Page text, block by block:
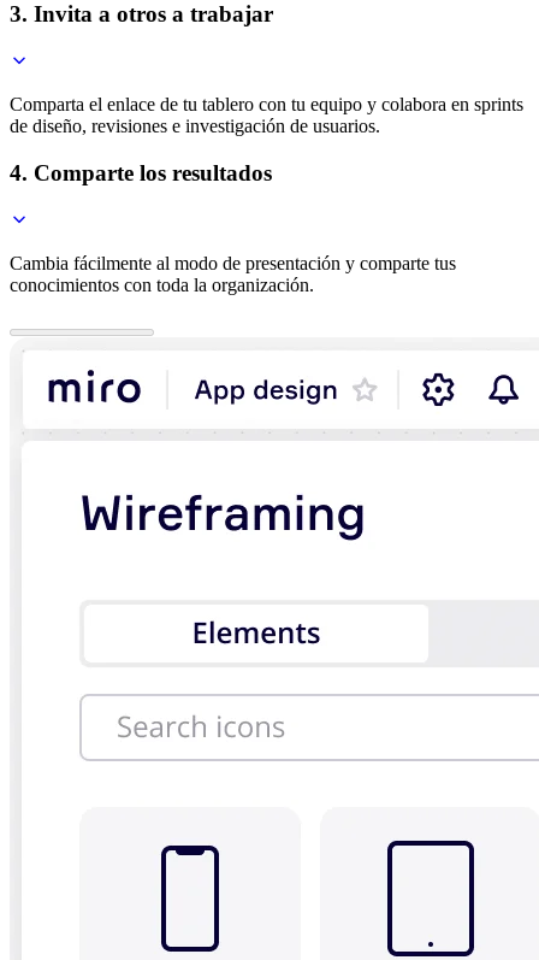
3. Invita a otros a trabajar
Comparta el enlace de tu tablero con tu equipo y colabora en sprints
de diseño, revisiones e investigación de usuarios.
4. Comparte los resultados
Cambia fácilmente al modo de presentación y comparte tus
conocimientos con toda la organización.